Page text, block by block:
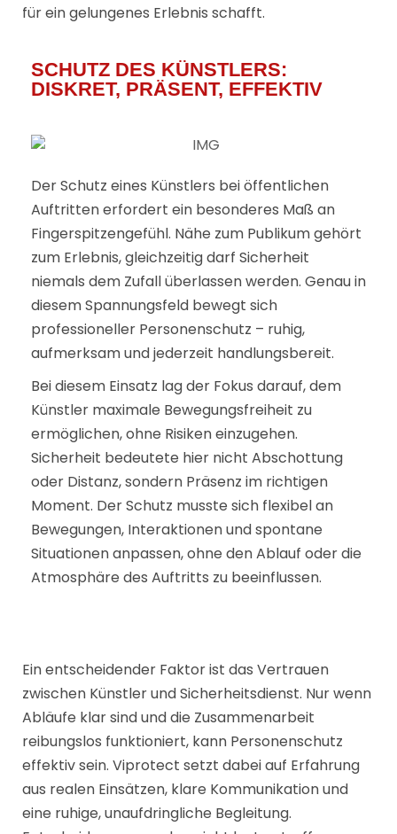
für ein gelungenes Erlebnis schafft.
SCHUTZ DES KÜNSTLERS:
DISKRET, PRÄSENT, EFFEKTIV
Der Schutz eines Künstlers bei öffentlichen
Auftritten erfordert ein besonderes Maß an
Fingerspitzengefühl. Nähe zum Publikum gehört
zum Erlebnis, gleichzeitig darf Sicherheit
niemals dem Zufall überlassen werden. Genau in
diesem Spannungsfeld bewegt sich
professioneller Personenschutz – ruhig,
aufmerksam und jederzeit handlungsbereit.
Bei diesem Einsatz lag der Fokus darauf, dem
Künstler maximale Bewegungsfreiheit zu
ermöglichen, ohne Risiken einzugehen.
Sicherheit bedeutete hier nicht Abschottung
oder Distanz, sondern Präsenz im richtigen
Moment. Der Schutz musste sich flexibel an
Bewegungen, Interaktionen und spontane
Situationen anpassen, ohne den Ablauf oder die
Atmosphäre des Auftritts zu beeinflussen.
Ein entscheidender Faktor ist das Vertrauen
zwischen Künstler und Sicherheitsdienst. Nur wenn
Abläufe klar sind und die Zusammenarbeit
reibungslos funktioniert, kann Personenschutz
effektiv sein. Viprotect setzt dabei auf Erfahrung
aus realen Einsätzen, klare Kommunikation und
eine ruhige, unaufdringliche Begleitung.